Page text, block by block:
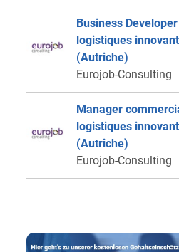
Business
logistiques
(Autriche)
Eurojob-Consulting
Manager
logistiques
(Autriche)
Eurojob-Consulting